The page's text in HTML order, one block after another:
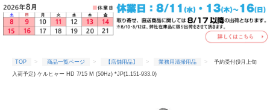
TOP 商品一覧ページ 【店舗用品】 業務用清掃用品
予約受付(9月上旬
入荷予定) ケルヒャー HD 7/15 M (50Hz) *JP(1.151-933.0)